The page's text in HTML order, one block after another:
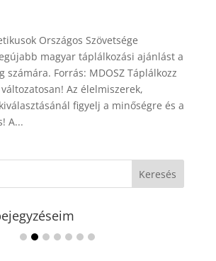
Országos Szövetsége
magyar táplálkozási ajánlást a
számára. Forrás: MDOSZ Táplálkozz
Az élelmiszerek,
figyelj a minőségre és a
A...